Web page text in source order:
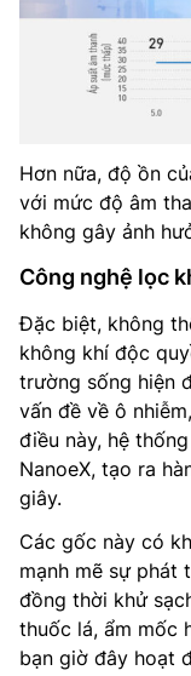
Hơn nữa, độ ồn
với mức độ âm
không gây ảnh
Công nghệ lọc
Đặc biệt, không
không khí độc
trường sống hiện
vấn đề về ô
điều này, hệ
NanoeX, tạo ra
giây.
Các gốc này có
mạnh mẽ sự phát
đồng thời khử
thuốc lá, ẩm mốc
bạn giờ đây hoạt